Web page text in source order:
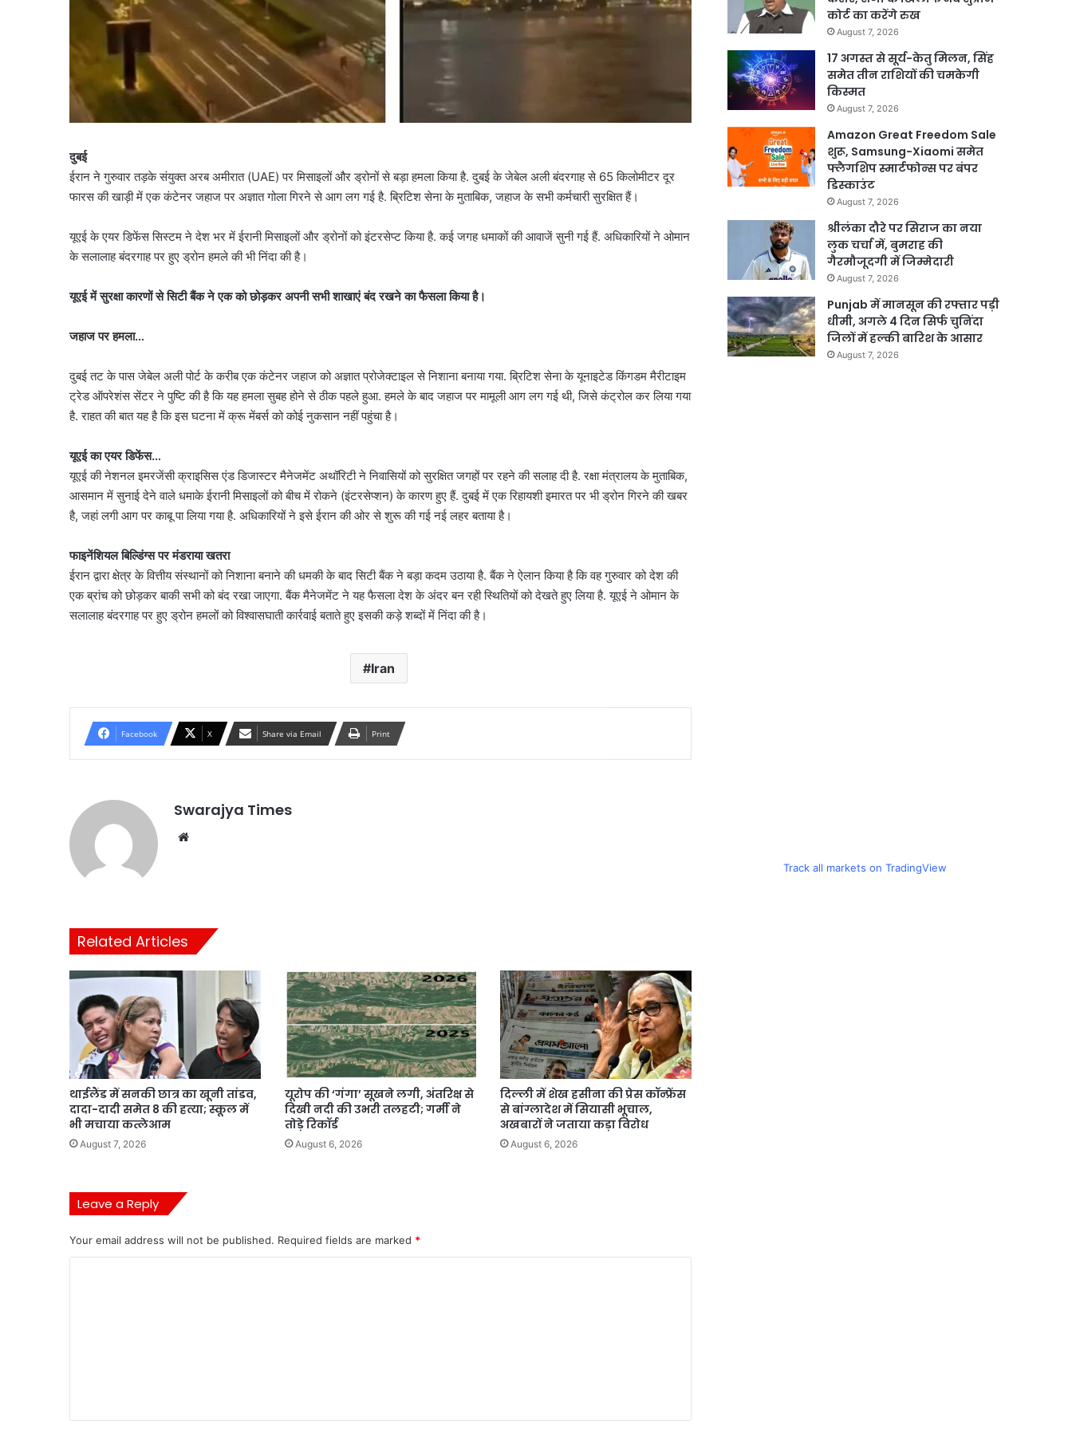
दुबई
ईरान ने गुरुवार तड़के संयुक्त अरब अमीरात (UAE) पर मिसाइलों और ड्रोनों से बड़ा हमला किया है. दुबई के जेबेल अली बंदरगाह से 65 किलोमीटर दूर
फारस की खाड़ी में एक कंटेनर जहाज पर अज्ञात गोला गिरने से आग लग गई है. ब्रिटिश सेना के मुताबिक, जहाज के सभी कर्मचारी सुरक्षित हैं।
यूएई के एयर डिफेंस सिस्टम ने देश भर में ईरानी मिसाइलों और ड्रोनों को इंटरसेप्ट किया है. कई जगह धमाकों की आवाजें सुनी गई हैं. अधिकारियों ने ओमान
के सलालाह बंदरगाह पर हुए ड्रोन हमले की भी निंदा की है।
यूएई में सुरक्षा कारणों से सिटी बैंक ने एक को छोड़कर अपनी सभी शाखाएं बंद रखने का फैसला किया है।
जहाज पर हमला…
दुबई तट के पास जेबेल अली पोर्ट के करीब एक कंटेनर जहाज को अज्ञात प्रोजेक्टाइल से निशाना बनाया गया. ब्रिटिश सेना के यूनाइटेड किंगडम मैरीटाइम
ट्रेड ऑपरेशंस सेंटर ने पुष्टि की है कि यह हमला सुबह होने से ठीक पहले हुआ. हमले के बाद जहाज पर मामूली आग लग गई थी, जिसे कंट्रोल कर लिया गया
है. राहत की बात यह है कि इस घटना में क्रू मेंबर्स को कोई नुकसान नहीं पहुंचा है।
यूएई का एयर डिफेंस…
यूएई की नेशनल इमरजेंसी क्राइसिस एंड डिजास्टर मैनेजमेंट अथॉरिटी ने निवासियों को सुरक्षित जगहों पर रहने की सलाह दी है. रक्षा मंत्रालय के मुताबिक,
आसमान में सुनाई देने वाले धमाके ईरानी मिसाइलों को बीच में रोकने (इंटरसेप्शन) के कारण हुए हैं. दुबई में एक रिहायशी इमारत पर भी ड्रोन गिरने की खबर
है, जहां लगी आग पर काबू पा लिया गया है. अधिकारियों ने इसे ईरान की ओर से शुरू की गई नई लहर बताया है।
फाइनेंशियल बिल्डिंग्स पर मंडराया खतरा
ईरान द्वारा क्षेत्र के वित्तीय संस्थानों को निशाना बनाने की धमकी के बाद सिटी बैंक ने बड़ा कदम उठाया है. बैंक ने ऐलान किया है कि वह गुरुवार को देश की
एक ब्रांच को छोड़कर बाकी सभी को बंद रखा जाएगा. बैंक मैनेजमेंट ने यह फैसला देश के अंदर बन रही स्थितियों को देखते हुए लिया है. यूएई ने ओमान के
सलालाह बंदरगाह पर हुए ड्रोन हमलों को विश्वासघाती कार्रवाई बताते हुए इसकी कड़े शब्दों में निंदा की है।
Iran
Facebook X Share via Email Print
Swarajya Times
Related Articles
थाईलैंड में सनकी छात्र का खूनी तांडव,
दादा-दादी समेत 8 की हत्या; स्कूल में
भी मचाया कत्लेआम
August 7, 2026
यूरोप की ‘गंगा’ सूखने लगी, अंतरिक्ष से
दिखी नदी की उभरी तलहटी; गर्मी ने
तोड़े रिकॉर्ड
August 6, 2026
दिल्ली में शेख हसीना की प्रेस कॉन्फ्रेंस
से बांग्लादेश में सियासी भूचाल,
अखबारों ने जताया कड़ा विरोध
August 6, 2026
Leave a Reply
Your email address will not be published. Required fields are marked *
कोर्ट का करेंगे रुख
August 7, 2026
17 अगस्त से सूर्य-केतु मिलन, सिंह
समेत तीन राशियों की चमकेगी
किस्मत
August 7, 2026
Amazon Great Freedom Sale
शुरू, Samsung-Xiaomi समेत
फ्लैगशिप स्मार्टफोन्स पर बंपर
डिस्काउंट
August 7, 2026
श्रीलंका दौरे पर सिराज का नया
लुक चर्चा में, बुमराह की
गैरमौजूदगी में जिम्मेदारी
August 7, 2026
Punjab में मानसून की रफ्तार पड़ी
धीमी, अगले 4 दिन सिर्फ चुनिंदा
जिलों में हल्की बारिश के आसार
August 7, 2026
Track all markets on TradingView